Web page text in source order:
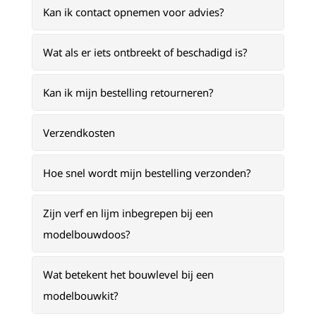
Kan ik contact opnemen voor advies?
Wat als er iets ontbreekt of beschadigd is?
Kan ik mijn bestelling retourneren?
Verzendkosten
Hoe snel wordt mijn bestelling verzonden?
Zijn verf en lijm inbegrepen bij een
modelbouwdoos?
Wat betekent het bouwlevel bij een
modelbouwkit?